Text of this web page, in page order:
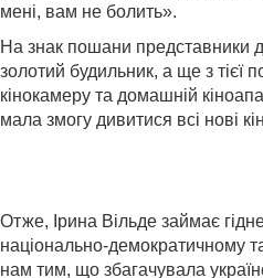
мені, вам не болить».
На знак пошани представники
золотий будильник, а ще з тієї
кінокамеру та домашній
мала змогу дивитися всі нові
Отже, Ірина Вільде займає
національно-демократичному
нам тим, що збагачувала